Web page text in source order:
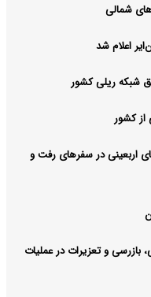
شمالی
اعلام شد
از کشور
اربعینی در سفرهای رفت و
بازرسی و تعزیرات در عملیات